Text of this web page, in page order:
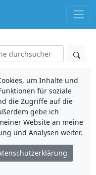
um Inhalte und
für soziale
die Zugriffe auf die
gebe ich
Website an meine
und Analysen weiter.